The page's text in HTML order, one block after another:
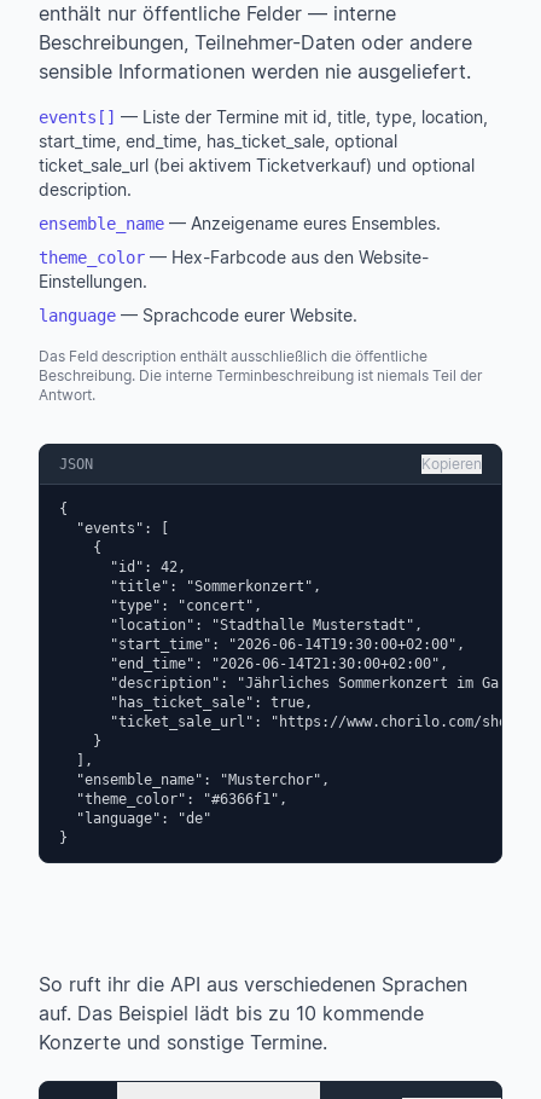
enthält nur öffentliche Felder — interne
Beschreibungen, Teilnehmer-Daten oder andere
sensible Informationen werden nie ausgeliefert.
events[] — Liste der Termine mit id, title, type, location,
start_time, end_time, has_ticket_sale, optional
ticket_sale_url (bei aktivem Ticketverkauf) und optional
description.
ensemble_name — Anzeigename eures Ensembles.
theme_color — Hex-Farbcode aus den Website-
Einstellungen.
language — Sprachcode eurer Website.
Das Feld description enthält ausschließlich die öffentliche
Beschreibung. Die interne Terminbeschreibung ist niemals Teil der
Antwort.
JSON Kopieren
{
  "events": [
    {
      "id": 42,
      "title": "Sommerkonzert",
      "type": "concert",
      "location": "Stadthalle Musterstadt",
      "start_time": "2026-06-14T19:30:00+02:00",
      "end_time": "2026-06-14T21:30:00+02:00",
"description": "Jährliches Sommerkonzert im Garten
      "has_ticket_sale": true,
"ticket_sale_url": "https://www.chorilo.com/shop/
    }
  ],
  "ensemble_name": "Musterchor",
  "theme_color": "#6366f1",
  "language": "de"
}
So ruft ihr die API aus verschiedenen Sprachen
auf. Das Beispiel lädt bis zu 10 kommende
Konzerte und sonstige Termine.